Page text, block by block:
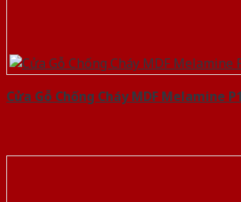
Cửa Gỗ Chống Cháy MDF Melamine